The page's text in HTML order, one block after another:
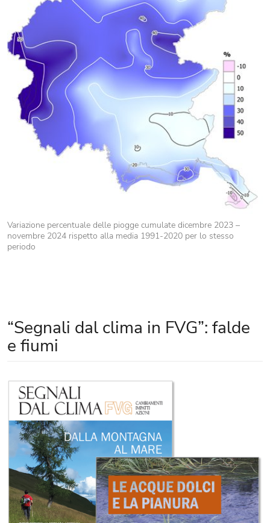
Variazione percentuale delle piogge cumulate dicembre 2023 –
novembre 2024 rispetto alla media 1991-2020 per lo stesso
periodo
“Segnali dal clima in FVG”: falde
e fiumi